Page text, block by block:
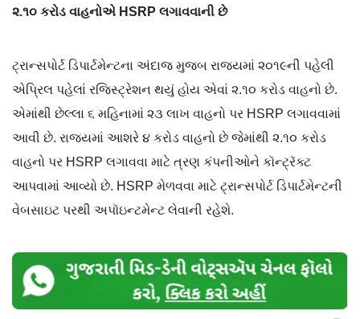
૨.૧૦ કરોડ વાહનોએ HSRP લગાવવાની છે
ટ્રાન્સપોર્ટ ડિપાર્ટમેન્ટના અંદાજ મુજબ રાજ્યમાં ૨૦૧૯ની પહેલી
એપ્રિલ પહેલાં રજિસ્ટ્રેશન થયું હોય એવાં ૨.૧૦ કરોડ વાહનો છે.
એમાંથી છેલ્લા ૬ મહિનામાં ૨૩ લાખ વાહનો પર HSRP લગાવવામાં
આવી છે. રાજ્યમાં આશરે ૪ કરોડ વાહનો છે જેમાંથી ૨.૧૦ કરોડ
વાહનો પર HSRP લગાવવા માટે ત્રણ કંપનીઓને કૉન્ટ્રૅક્ટ
આપવામાં આવ્યો છે. HSRP મેળવવા માટે ટ્રાન્સપોર્ટ ડિપાર્ટમેન્ટની
વેબસાઇટ પરથી અપૉઇન્ટમેન્ટ લેવાની રહેશે.